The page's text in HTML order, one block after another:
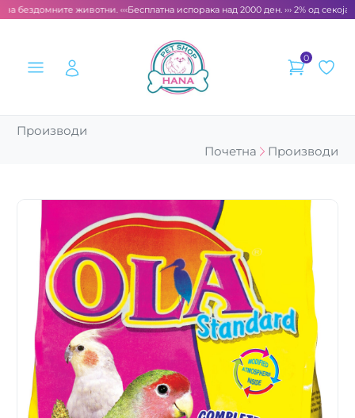
бездомните животни. ‹‹‹Бесплатна испорака над 2000 ден. ››› 2% од секоја
0
Производи
Почетна
Производи